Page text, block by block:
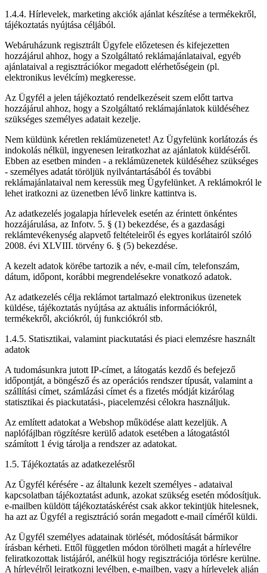
1.4.4. Hírlevelek, marketing akciók ajánlat készítése a termékekről,
tájékoztatás nyújtása céljából.
Webáruházunk regisztrált Ügyfele előzetesen és kifejezetten
hozzájárul ahhoz, hogy a Szolgáltató reklámajánlataival, egyéb
ajánlataival a regisztrációkor megadott elérhetőségein (pl.
elektronikus levélcím) megkeresse.
Az Ügyfél a jelen tájékoztató rendelkezéseit szem előtt tartva
hozzájárul ahhoz, hogy a Szolgáltató reklámajánlatok küldéséhez
szükséges személyes adatait kezelje.
Nem küldünk kéretlen reklámüzenetet! Az Ügyfelünk korlátozás és
indokolás nélkül, ingyenesen leiratkozhat az ajánlatok küldéséről.
Ebben az esetben minden - a reklámüzenetek küldéséhez szükséges
- személyes adatát töröljük nyilvántartásából és további
reklámajánlataival nem keressük meg Ügyfelünket. A reklámokról le
lehet iratkozni az üzenetben lévő linkre kattintva is.
Az adatkezelés jogalapja hírlevelek esetén az érintett önkéntes
hozzájárulása, az Infotv. 5. § (1) bekezdése, és a gazdasági
reklámtevékenység alapvető feltételeiről és egyes korlátairól szóló
2008. évi XLVIII. törvény 6. § (5) bekezdése.
A kezelt adatok körébe tartozik a név, e-mail cím, telefonszám,
dátum, időpont, korábbi megrendelésekre vonatkozó adatok.
Az adatkezelés célja reklámot tartalmazó elektronikus üzenetek
küldése, tájékoztatás nyújtása az aktuális információkról,
termékekről, akciókról, új funkciókról stb.
1.4.5. Statisztikai, valamint piackutatási és piaci elemzésre használt
adatok
A tudomásunkra jutott IP-címet, a látogatás kezdő és befejező
időpontját, a böngésző és az operációs rendszer típusát, valamint a
szállítási címet, számlázási címet és a fizetés módját kizárólag
statisztikai és piackutatási-, piacelemzési célokra használjuk.
Az említett adatokat a Webshop működése alatt kezeljük. A
naplófájlban rögzítésre kerülő adatok esetében a látogatástól
számított 1 évig tárolja a rendszer az adatokat.
1.5. Tájékoztatás az adatkezelésről
Az Ügyfél kérésére - az általunk kezelt személyes - adataival
kapcsolatban tájékoztatást adunk, azokat szükség esetén módosítjuk.
e-mailben küldött tájékoztatáskérést csak akkor tekintjük hitelesnek,
ha azt az Ügyfél a regisztráció során megadott e-mail címéről küldi.
Az Ügyfél személyes adatainak törlését, módosítását bármikor
írásban kérheti. Ettől független módon törölheti magát a hírlevélre
feliratkozottak listájáról, anélkül hogy regisztrációja törlésre kerülne.
A hírlevélről leiratkozni levélben, e-mailben, vagy a hírlevelek alján